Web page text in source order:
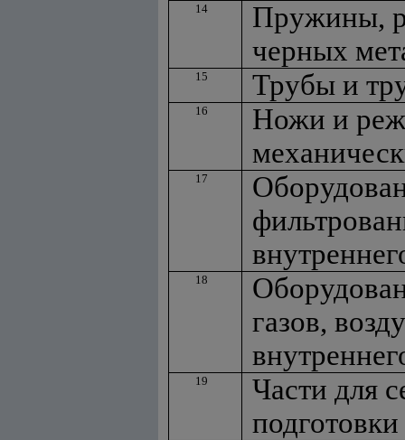
14
Пружины,
черных
15 Трубы и
16
Ножи и
17
18
газов,
19
Части для